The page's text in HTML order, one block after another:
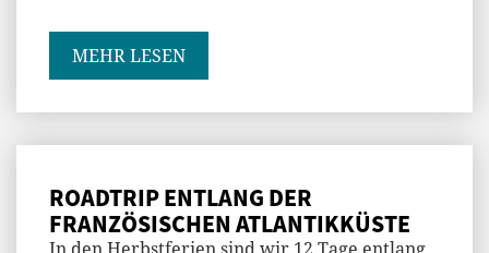
MEHR LESEN
ROADTRIP ENTLANG DER
FRANZÖSISCHEN ATLANTIKKÜSTE